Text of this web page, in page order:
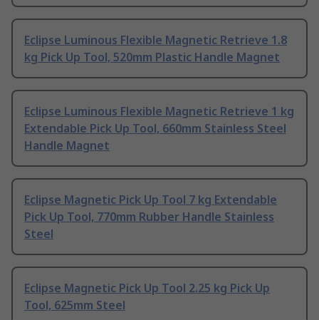
Eclipse Luminous Flexible Magnetic Retrieve 1.8
kg Pick Up Tool, 520mm Plastic Handle Magnet
Eclipse Luminous Flexible Magnetic Retrieve 1 kg
Extendable Pick Up Tool, 660mm Stainless Steel
Handle Magnet
Eclipse Magnetic Pick Up Tool 7 kg Extendable
Pick Up Tool, 770mm Rubber Handle Stainless
Steel
Eclipse Magnetic Pick Up Tool 2.25 kg Pick Up
Tool, 625mm Steel